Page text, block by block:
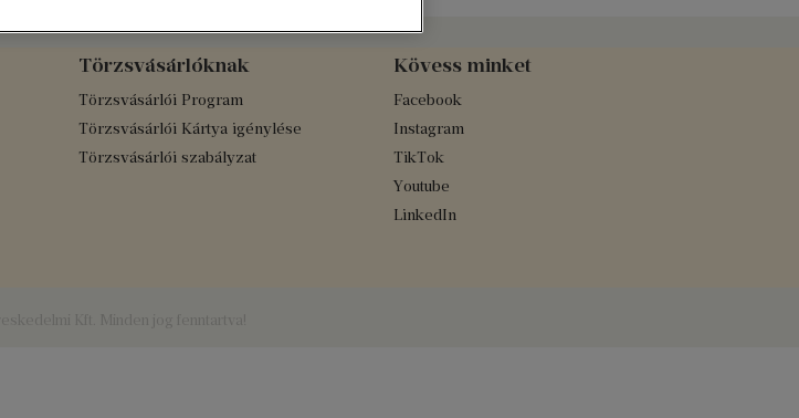
Törzsvásárlóknak
Törzsvásárlói Program
Törzsvásárlói Kártya igénylése
Törzsvásárlói szabályzat
Kövess minket
Facebook
Instagram
TikTok
Youtube
LinkedIn